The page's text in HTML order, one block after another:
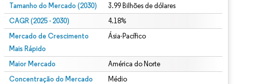
Tamanho do Mercado (2030) 3.99 Bilhões de dólares
CAGR (2025 - 2030) 4.18%
Mercado de Crescimento
Mais Rápido
Ásia-Pacífico
Maior Mercado América do Norte
Concentração do Mercado Médio